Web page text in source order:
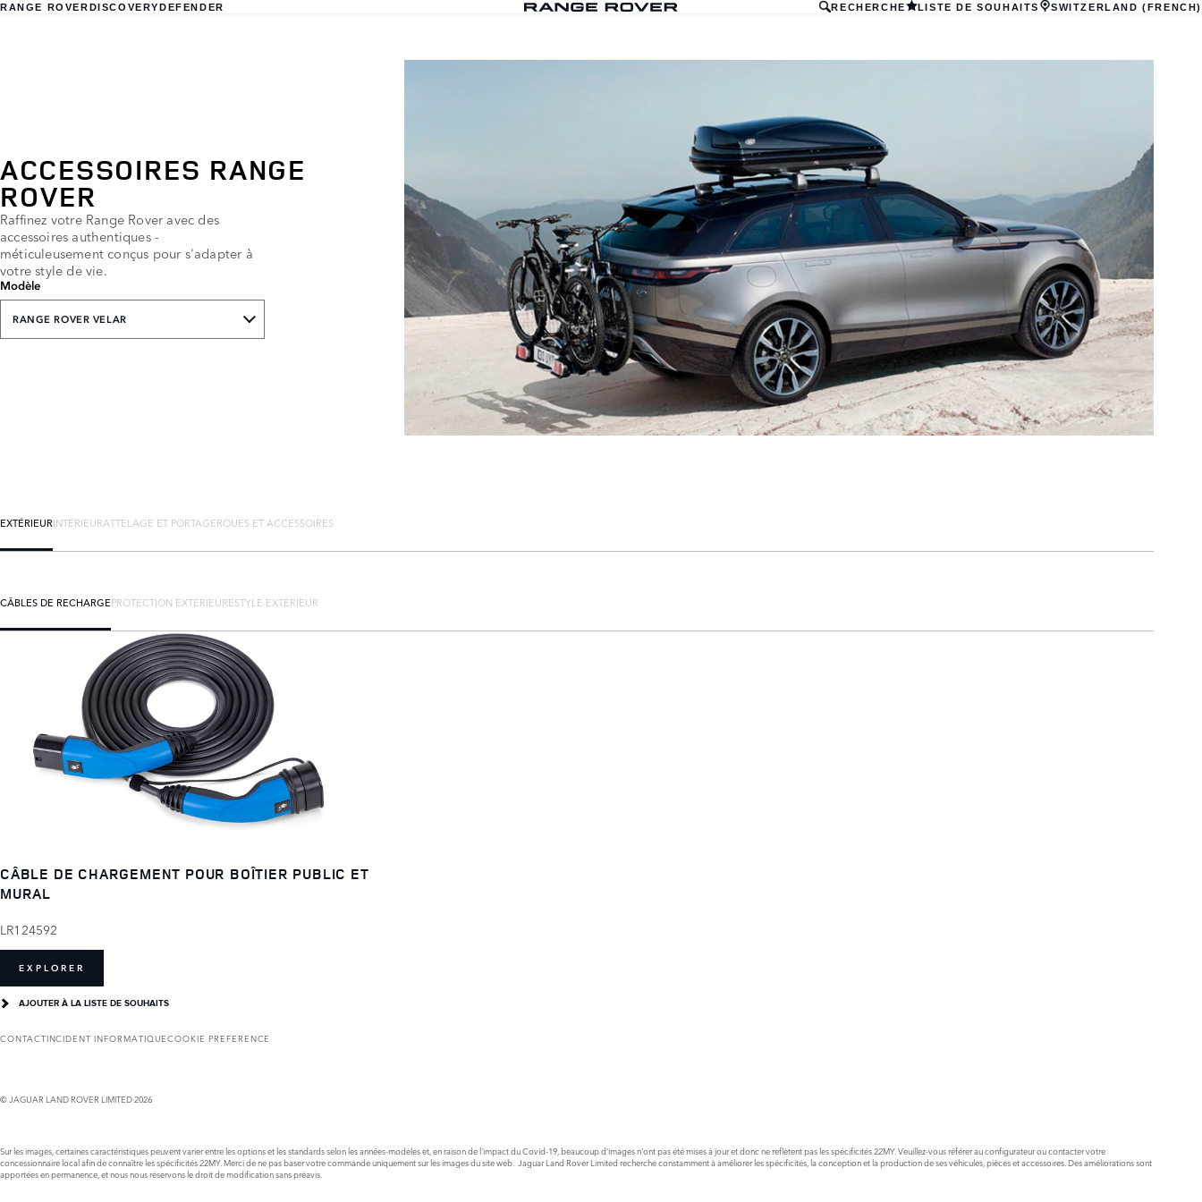
RANGE ROVERDISCOVERYDEFENDER RECHERCHE LISTE DE SOUHAITS SWITZERLAND (FRENCH)
ACCESSOIRES RANGE
ROVER
Raffinez votre Range Rover avec des
accessoires authentiques -
méticuleusement conçus pour s'adapter à
votre style de vie.
Modèle
RANGE ROVER VELAR
EXTÉRIEURINTÉRIEURATTELAGE ET PORTAGEROUES ET ACCESSOIRES
CÂBLES DE RECHARGEPROTECTION EXTÉRIEURESTYLE EXTÉRIEUR
CÂBLE DE CHARGEMENT POUR BOÎTIER PUBLIC ET
MURAL
LR124592
EXPLORER
AJOUTER À LA LISTE DE SOUHAITS
CONTACTINCIDENT INFORMATIQUECOOKIE PREFERENCE
© JAGUAR LAND ROVER LIMITED 2026
Sur les images, certaines caractéristiques peuvent varier entre les options et les standards selon les années-modèles et, en raison de l'impact du Covid-19, beaucoup d’images n'ont pas été mises à jour et donc ne reflètent pas les spécificités 22MY. Veuillez-vous référer au configurateur ou contacter votre
concessionnaire local afin de connaître les spécificités 22MY. Merci de ne pas baser votre commande uniquement sur les images du site web. Jaguar Land Rover Limited recherche constamment à améliorer les spécificités, la conception et la production de ses véhicules, pièces et accessoires. Des améliorations sont
apportées en permanence, et nous nous réservons le droit de modification sans préavis.